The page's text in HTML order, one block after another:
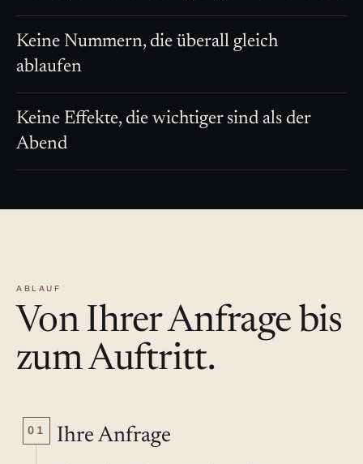
Keine Nummern, die überall gleich
ablaufen
Keine Effekte, die wichtiger sind als der
Abend
ABLAUF
Von Ihrer Anfrage bis
zum Auftritt.
01 Ihre Anfrage